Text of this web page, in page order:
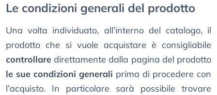
Le condizioni generali del prodotto
Una volta individuato, all’interno del catalogo, il
prodotto che si vuole acquistare è consigliabile
controllare direttamente dalla pagina del prodotto
le sue condizioni generali prima di procedere con
l’acquisto. In particolare sarà possibile trovare